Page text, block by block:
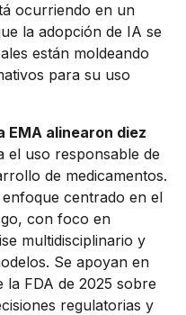
ocurriendo en un
la adopción de IA se
están moldeando
para su uso
EMA alinearon diez
el uso responsable de
de medicamentos.
centrado en el
con foco en
multidisciplinario y
Se apoyan en
la FDA de 2025 sobre
regulatorias y